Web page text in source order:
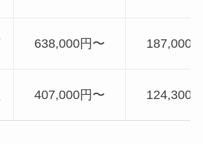
638,000円〜 187,000
407,000円〜 124,300